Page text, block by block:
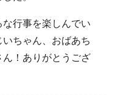
行事を楽しんでい
ちゃん、おばあち
！ありがとうござ